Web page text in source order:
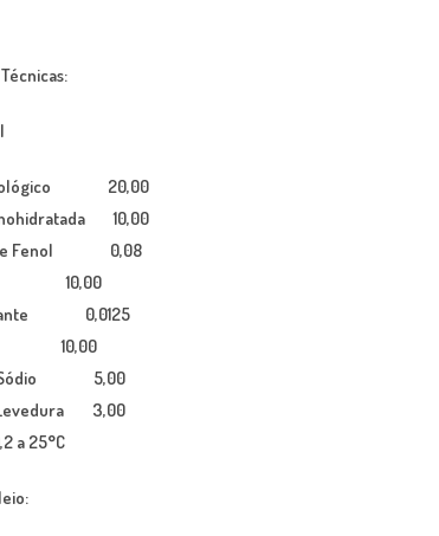
20,00
10,00
de Fenol 0,08
10,00
0,0125
10,00
Sódio 5,00
3,00
a 25°C